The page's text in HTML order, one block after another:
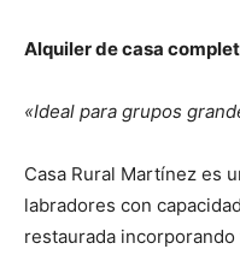
Alquiler de casa
«Ideal para grupos
Casa Rural Martínez es
labradores con
restaurada